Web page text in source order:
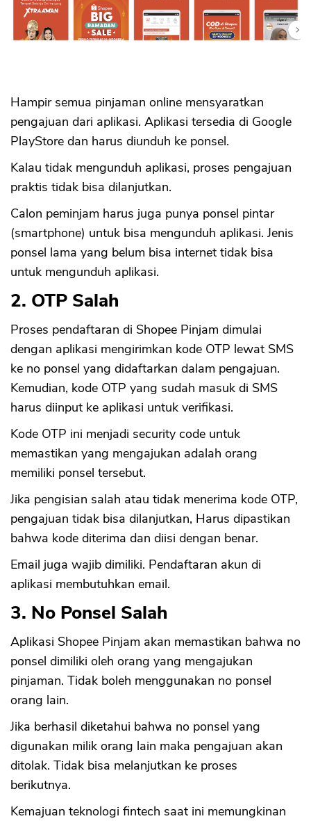
Hampir semua pinjaman online mensyaratkan
pengajuan dari aplikasi. Aplikasi tersedia di Google
PlayStore dan harus diunduh ke ponsel.
Kalau tidak mengunduh aplikasi, proses pengajuan
praktis tidak bisa dilanjutkan.
Calon peminjam harus juga punya ponsel pintar
(smartphone) untuk bisa mengunduh aplikasi. Jenis
ponsel lama yang belum bisa internet tidak bisa
untuk mengunduh aplikasi.
2. OTP Salah
Proses pendaftaran di Shopee Pinjam dimulai
dengan aplikasi mengirimkan kode OTP lewat SMS
ke no ponsel yang didaftarkan dalam pengajuan.
Kemudian, kode OTP yang sudah masuk di SMS
harus diinput ke aplikasi untuk verifikasi.
Kode OTP ini menjadi security code untuk
memastikan yang mengajukan adalah orang
memiliki ponsel tersebut.
Jika pengisian salah atau tidak menerima kode OTP,
pengajuan tidak bisa dilanjutkan, Harus dipastikan
bahwa kode diterima dan diisi dengan benar.
Email juga wajib dimiliki. Pendaftaran akun di
aplikasi membutuhkan email.
3. No Ponsel Salah
Aplikasi Shopee Pinjam akan memastikan bahwa no
ponsel dimiliki oleh orang yang mengajukan
pinjaman. Tidak boleh menggunakan no ponsel
orang lain.
Jika berhasil diketahui bahwa no ponsel yang
digunakan milik orang lain maka pengajuan akan
ditolak. Tidak bisa melanjutkan ke proses
berikutnya.
Kemajuan teknologi fintech saat ini memungkinan